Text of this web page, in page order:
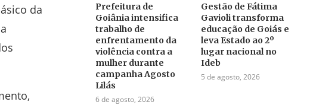
da
Prefeitura de
Goiânia intensifica
trabalho de
enfrentamento da
violência contra a
mulher durante
campanha Agosto
Lilás
6 de agosto, 2026
Gestão de Fátima
Gavioli transforma
educação de Goiás e
leva Estado ao 2º
lugar nacional no
Ideb
5 de agosto, 2026